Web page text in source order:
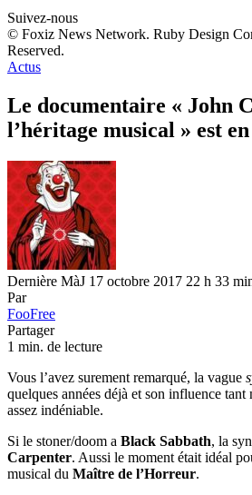
Suivez-nous
© Foxiz News Network. Ruby Design
Reserved.
Actus
Le documentaire « John
l’héritage musical » est
Dernière MàJ 17 octobre 2017 22 h 33
Par
FooFree
Partager
1 min. de lecture
Vous l’avez surement remarqué, la vague
quelques années déjà et son influence tant
assez indéniable.
Si le stoner/doom a Black Sabbath, la
Carpenter. Aussi le moment était idéal
musical du Maître de l’Horreur.